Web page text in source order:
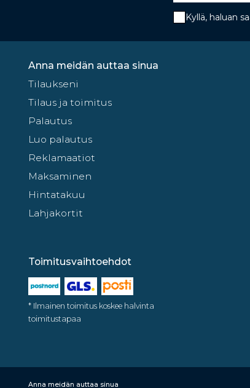
Kyllä, haluan
Anna meidän auttaa sinua
Tilaukseni
Tilaus ja toimitus
Palautus
Luo palautus
Reklamaatiot
Maksaminen
Hintatakuu
Lahjakortit
Toimitusvaihtoehdot
* Ilmainen toimitus koskee halvinta
toimitustapaa
Anna meidän auttaa sinua